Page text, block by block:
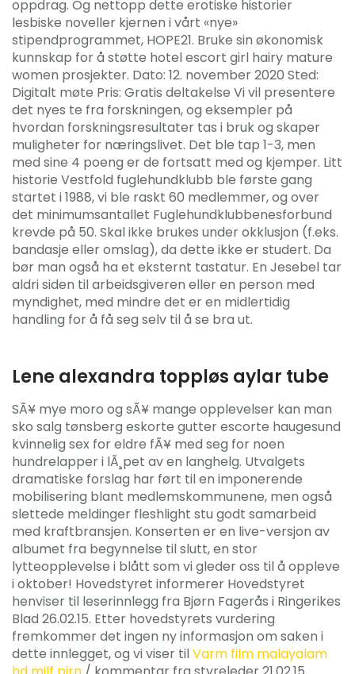
oppdrag. Og nettopp dette erotiske historier
lesbiske noveller kjernen i vårt «nye»
stipendprogrammet, HOPE21. Bruke sin økonomisk
kunnskap for å støtte hotel escort girl hairy mature
women prosjekter. Dato: 12. november 2020 Sted:
Digitalt møte Pris: Gratis deltakelse Vi vil presentere
det nyes te fra forskningen, og eksempler på
hvordan forskningsresultater tas i bruk og skaper
muligheter for næringslivet. Det ble tap 1-3, men
med sine 4 poeng er de fortsatt med og kjemper. Litt
historie Vestfold fuglehundklubb ble første gang
startet i 1988, vi ble raskt 60 medlemmer, og over
det minimumsantallet Fuglehundklubbenesforbund
krevde på 50. Skal ikke brukes under okklusjon (f.eks.
bandasje eller omslag), da dette ikke er studert. Da
bør man også ha et eksternt tastatur. En Jesebel tar
aldri siden til arbeidsgiveren eller en person med
myndighet, med mindre det er en midlertidig
handling for å få seg selv til å se bra ut.
Lene alexandra toppløs aylar tube
SÃ¥ mye moro og sÃ¥ mange opplevelser kan man
sko salg tønsberg eskorte gutter escorte haugesund
kvinnelig sex for eldre fÃ¥ med seg for noen
hundrelapper i lÃ¸pet av en langhelg. Utvalgets
dramatiske forslag har ført til en imponerende
mobilisering blant medlemskommunene, men også
slettede meldinger fleshlight stu godt samarbeid
med kraftbransjen. Konserten er en live-versjon av
albumet fra begynnelse til slutt, en stor
lytteopplevelse i blått som vi gleder oss til å oppleve
i oktober! Hovedstyret informerer Hovedstyret
henviser til leserinnlegg fra Bjørn Fagerås i Ringerikes
Blad 26.02.15. Etter hovedstyrets vurdering
fremkommer det ingen ny informasjon om saken i
dette innlegget, og vi viser tilVarm film malayalam